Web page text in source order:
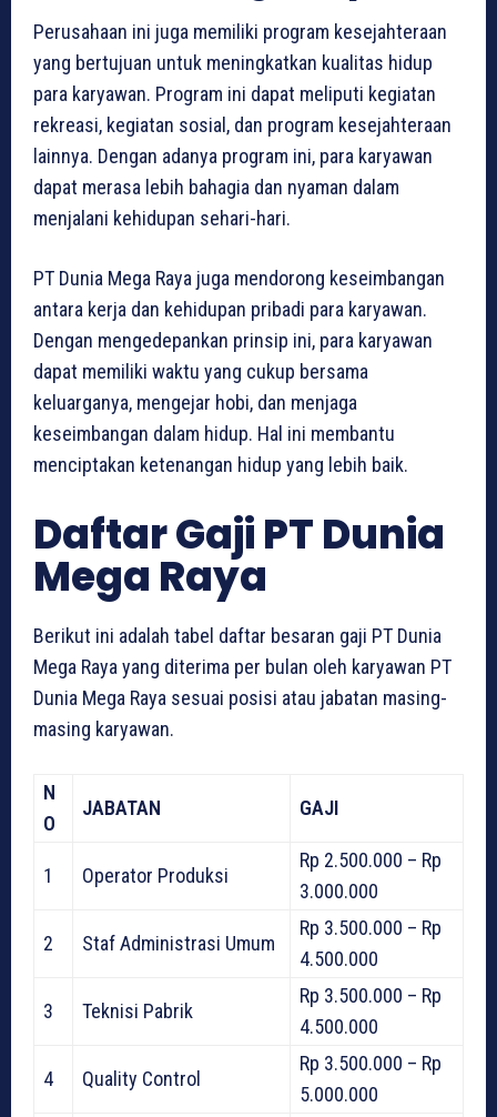
Perusahaan ini juga memiliki program kesejahteraan
yang bertujuan untuk meningkatkan kualitas hidup
para karyawan. Program ini dapat meliputi kegiatan
rekreasi, kegiatan sosial, dan program kesejahteraan
lainnya. Dengan adanya program ini, para karyawan
dapat merasa lebih bahagia dan nyaman dalam
menjalani kehidupan sehari-hari.
PT Dunia Mega Raya juga mendorong keseimbangan
antara kerja dan kehidupan pribadi para karyawan.
Dengan mengedepankan prinsip ini, para karyawan
dapat memiliki waktu yang cukup bersama
keluarganya, mengejar hobi, dan menjaga
keseimbangan dalam hidup. Hal ini membantu
menciptakan ketenangan hidup yang lebih baik.
Daftar Gaji PT Dunia
Mega Raya
Berikut ini adalah tabel daftar besaran gaji PT Dunia
Mega Raya yang diterima per bulan oleh karyawan PT
Dunia Mega Raya sesuai posisi atau jabatan masing-
masing karyawan.
N
O
JABATAN GAJI
1 Operator Produksi
Rp 2.500.000 – Rp
3.000.000
2 Staf Administrasi Umum
Rp 3.500.000 – Rp
4.500.000
3 Teknisi Pabrik
Rp 3.500.000 – Rp
4.500.000
4 Quality Control
Rp 3.500.000 – Rp
5.000.000